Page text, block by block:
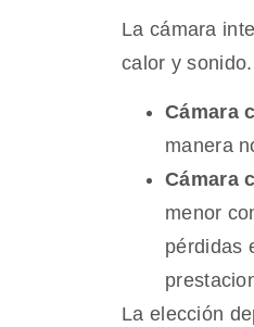
La cámara
calor y sonido.
Cámara
manera
Cámara
menor
pérdidas
La elección